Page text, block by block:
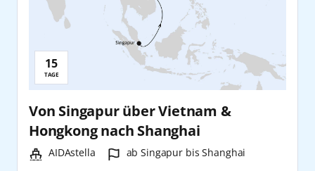
Reisedauer:
15
TAGE
Von Singapur über Vietnam &
Hongkong nach Shanghai
Schiff:
AIDAstella Hafen:
ab Singapur bis Shanghai